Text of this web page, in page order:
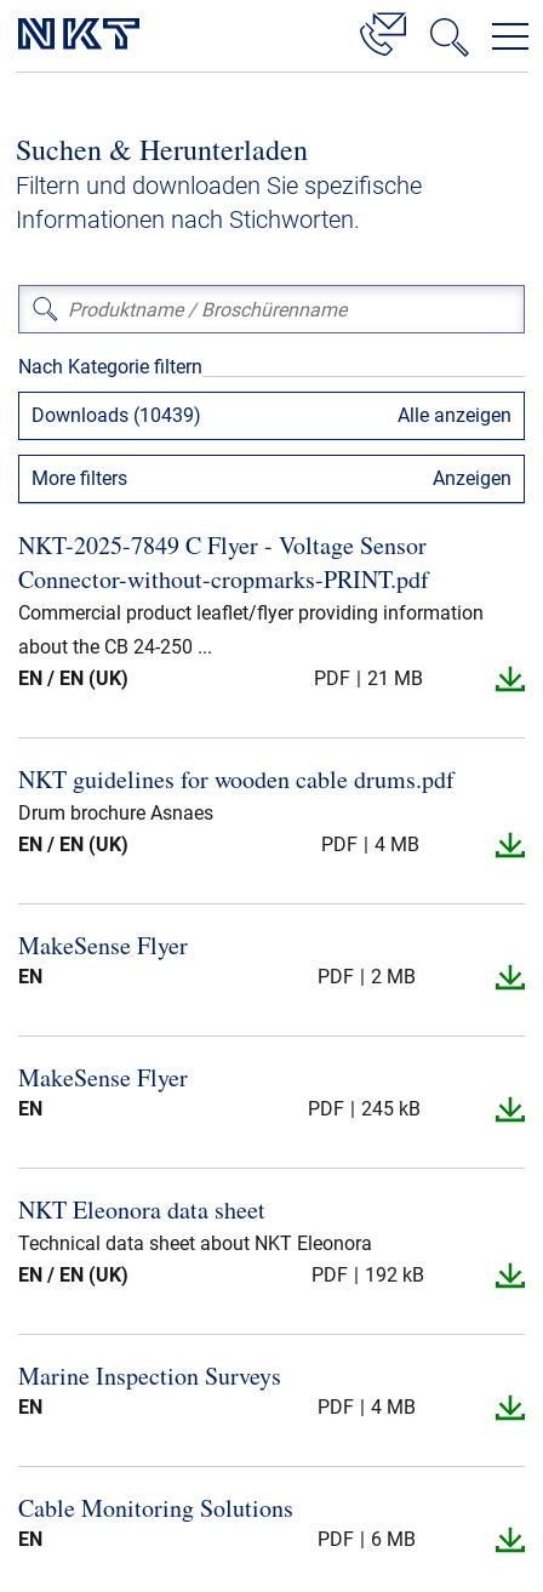
Hochspannung
Kabelservice
Niederspannung
Kabelgarnituren
Referenzen
Downloads
Presse & Events
Über uns
Unsere Geschichte
Europacable
Einkauf
Nachhaltigkeit
Suchen & Herunterladen
Filtern und downloaden Sie spezifische
Informationen nach Stichworten.
Nach Kategorie filtern
Downloads (10439) Alle anzeigen
More filters Anzeigen
NKT-​2025-​7849 C Flyer -​ Voltage Sensor
Connector-​without-​cropmarks-​PRINT.​pdf
Commercial product leaflet/flyer providing information
about the CB 24-250 ...
EN / EN (UK)
PDF 21 MB
NKT guidelines for wooden cable drums.​pdf
Drum brochure Asnaes
EN / EN (UK)
PDF 4 MB
MakeSense Flyer
EN PDF 2 MB
MakeSense Flyer
EN PDF 245 kB
NKT Eleonora data sheet
Technical data sheet about NKT Eleonora
EN / EN (UK)
PDF 192 kB
Marine Inspection Surveys
EN PDF 4 MB
Cable Monitoring Solutions
EN PDF 6 MB